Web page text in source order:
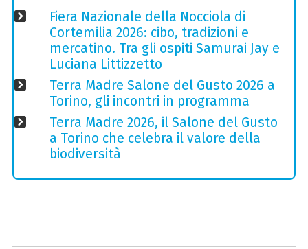
Fiera Nazionale della Nocciola di
Cortemilia 2026: cibo, tradizioni e
mercatino. Tra gli ospiti Samurai Jay e
Luciana Littizzetto
Terra Madre Salone del Gusto 2026 a
Torino, gli incontri in programma
Terra Madre 2026, il Salone del Gusto
a Torino che celebra il valore della
biodiversità